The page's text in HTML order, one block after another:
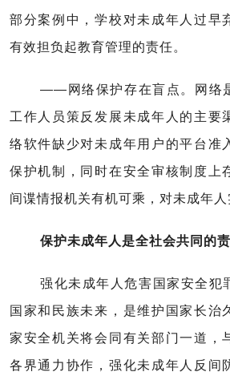
部分案例中，学校对未成年人过早
有效担负起教育管理的责任。
——网络保护存在盲点。网络
工作人员策反发展未成年人的主要
络软件缺少对未成年用户的平台准
保护机制，同时在安全审核制度上
间谍情报机关有机可乘，对未成年人
保护未成年人是全社会共同的
强化未成年人危害国家安全犯
国家和民族未来，是维护国家长治
家安全机关将会同有关部门一道，
各界通力协作，强化未成年人反间